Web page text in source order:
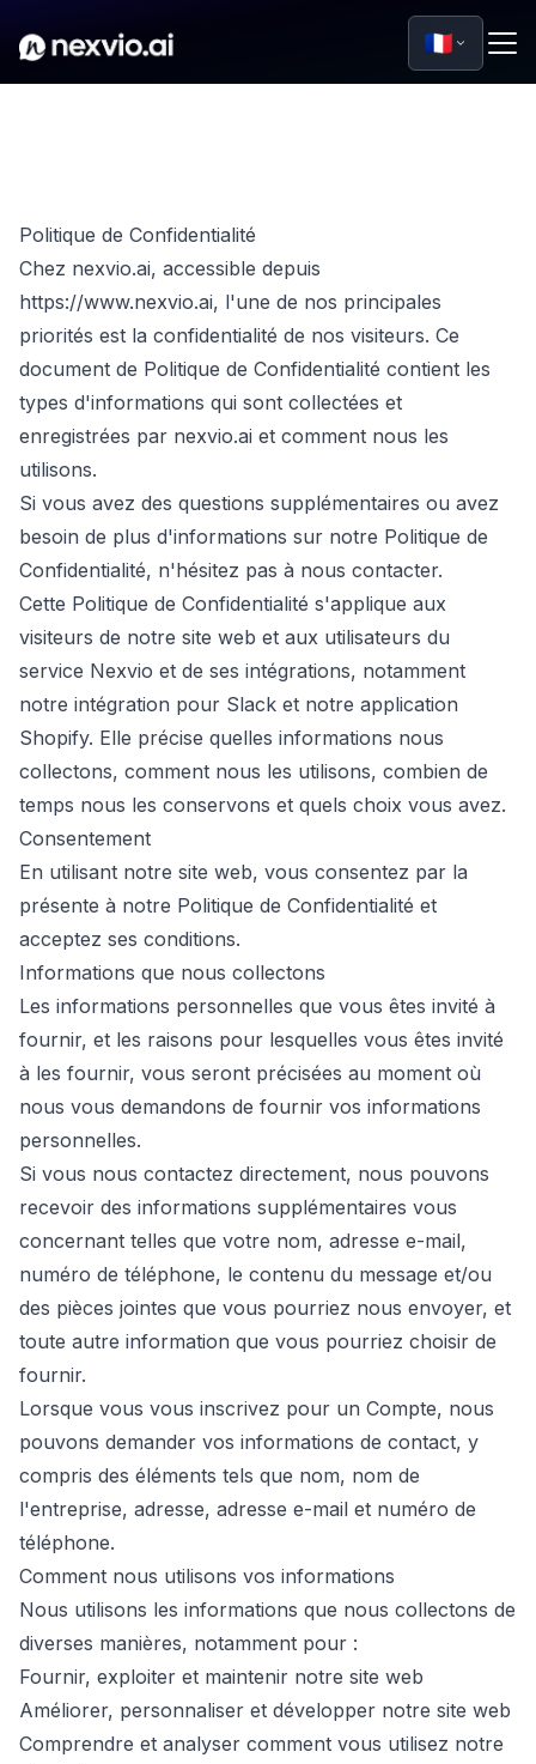
🇫🇷
Politique de Confidentialité
Chez nexvio.ai, accessible depuis
https://www.nexvio.ai, l'une de nos principales
priorités est la confidentialité de nos visiteurs. Ce
document de Politique de Confidentialité contient les
types d'informations qui sont collectées et
enregistrées par nexvio.ai et comment nous les
utilisons.
Si vous avez des questions supplémentaires ou avez
besoin de plus d'informations sur notre Politique de
Confidentialité, n'hésitez pas à nous contacter.
Cette Politique de Confidentialité s'applique aux
visiteurs de notre site web et aux utilisateurs du
service Nexvio et de ses intégrations, notamment
notre intégration pour Slack et notre application
Shopify. Elle précise quelles informations nous
collectons, comment nous les utilisons, combien de
temps nous les conservons et quels choix vous avez.
Consentement
En utilisant notre site web, vous consentez par la
présente à notre Politique de Confidentialité et
acceptez ses conditions.
Informations que nous collectons
Les informations personnelles que vous êtes invité à
fournir, et les raisons pour lesquelles vous êtes invité
à les fournir, vous seront précisées au moment où
nous vous demandons de fournir vos informations
personnelles.
Si vous nous contactez directement, nous pouvons
recevoir des informations supplémentaires vous
concernant telles que votre nom, adresse e-mail,
numéro de téléphone, le contenu du message et/ou
des pièces jointes que vous pourriez nous envoyer, et
toute autre information que vous pourriez choisir de
fournir.
Lorsque vous vous inscrivez pour un Compte, nous
pouvons demander vos informations de contact, y
compris des éléments tels que nom, nom de
l'entreprise, adresse, adresse e-mail et numéro de
téléphone.
Comment nous utilisons vos informations
Nous utilisons les informations que nous collectons de
diverses manières, notamment pour :
Fournir, exploiter et maintenir notre site web
Améliorer, personnaliser et développer notre site web
Comprendre et analyser comment vous utilisez notre